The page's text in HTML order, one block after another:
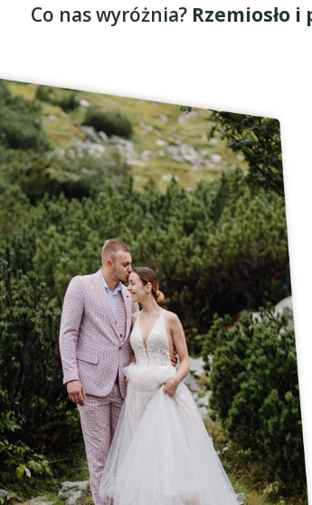
Co nas wyróżnia? Rzemiosło i